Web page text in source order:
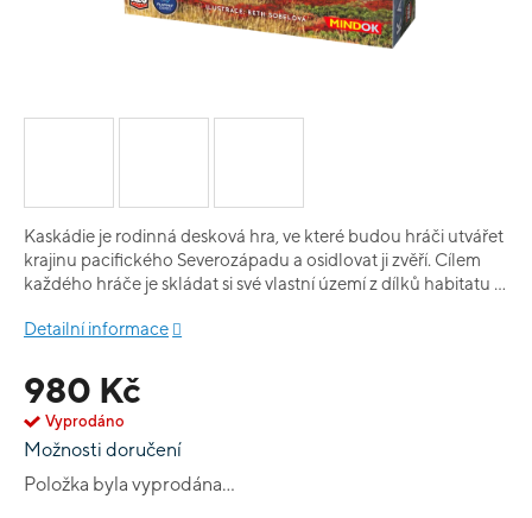
980 Kč
Vyprodáno
Možnosti doručení
Položka byla vyprodána…
Kaskádie je rodinná desková hra, ve které budou hráči utvářet
krajinu pacifického Severozápadu a osidlovat ji zvěří. Cílem
každého hráče je skládat si své vlastní území z dílků habitatu a
za největší spojitý habitat jednoho typu a také za zvířata - tam
vám hra neohrála. Kaskádie je chytrá hra, ve které často
budete přemýšlet, které dílky a zvířata z nabídky zvolit, aby
vám přinesly co nejvíce bodů. Hra navíc díky pěkným
ilustracím na stole moc pěkně vypadá...
Detailní informace